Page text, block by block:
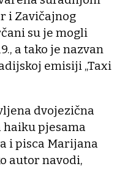
i Zavičajnog
su je mogli
a tako je nazvan
emisiji „Taxi
dvojezična
pjesama
i pisca Marijana
autor navodi,